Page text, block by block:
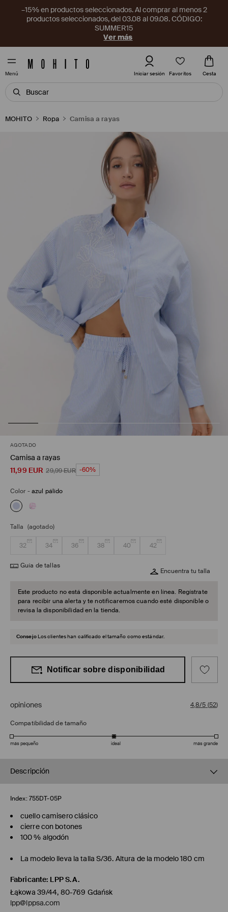
–15% en productos seleccionados. Al comprar al menos 2
productos seleccionados, del 03.08 al 09.08. CÓDIGO:
SUMMER15
Ver más
Menú Iniciar sesión Favoritos Cesta
MOHITO Ropa Camisa a rayas
AGOTADO
Camisa a rayas
11,99 EUR 29,99EUR -60%
Color -azul pálido
Talla (agotado)
32 34 36 38 40 42
Guía de tallas
Encuentra tu talla
Este producto no está disponible actualmente en línea. Regístrate
para recibir una alerta y te notificaremos cuando esté disponible o
revisa la disponibilidad en la tienda.
Consejo Los clientes han calificado el tamaño como estándar.
Notificar sobre disponibilidad
opiniones 4,8/5 (52)
Compatibilidad de tamaño
más pequeño ideal más grande
Descripción
Index: 755DT-05P
cuello camisero clásico
cierre con botones
100 % algodón
La modelo lleva la talla S/36. Altura de la modelo 180 cm
Fabricante: LPP S.A.
Łąkowa 39/44, 80-769 Gdańsk
lpp@lppsa.com